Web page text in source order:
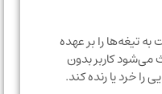
را بر عهده
کاربر بدون
یا رنده کند.